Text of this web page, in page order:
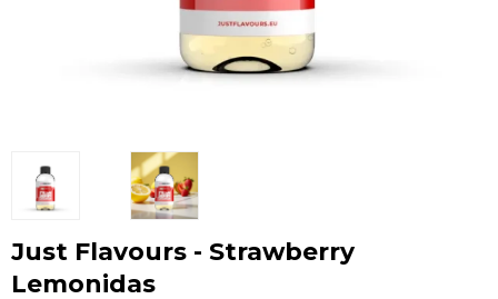
Just Flavours - Strawberry
Lemonidas